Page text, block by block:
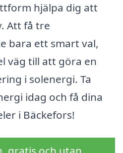
hjälpa dig att
Att få tre
bara ett smart val,
väg till att göra en
i solenergi. Ta
idag och få dina
i Bäckefors!